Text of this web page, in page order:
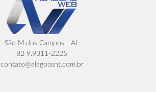
São M.dos Campos - AL
82 9.9311-2225
contato@alagoasnt.com.br